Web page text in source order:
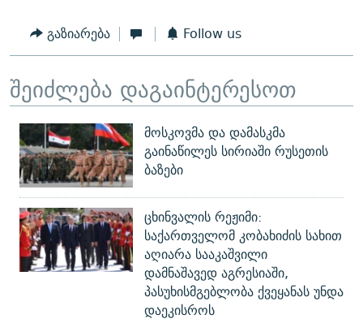
გაზიარება Follow us
შეიძლება დაგაინტერესოთ
მოსკოვმა და დამასკმა
გაინაწილეს სირიაში რუსეთის
ბაზები
ცხინვალის რეჟიმი:
საქართველომ კობახიძის სახით
აღიარა სააკაშვილი
დამნაშავედ აგრესიაში,
პასუხისმგებლობა ქვეყანას უნდა
დაეკისროს